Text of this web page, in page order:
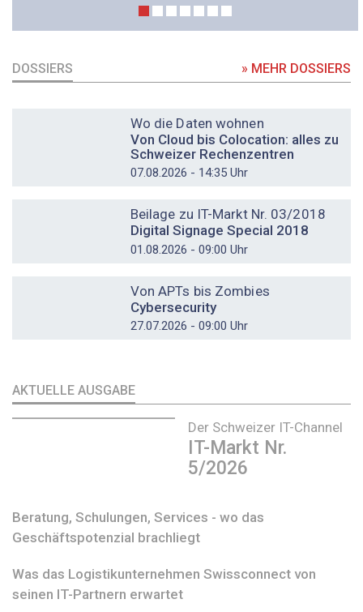
DOSSIERS » MEHR DOSSIERS
Wo die Daten wohnen
Von Cloud bis Colocation: alles zu
Schweizer Rechenzentren
07.08.2026 - 14:35 Uhr
Beilage zu IT-Markt Nr. 03/2018
Digital Signage Special 2018
01.08.2026 - 09:00 Uhr
Von APTs bis Zombies
Cybersecurity
27.07.2026 - 09:00 Uhr
AKTUELLE AUSGABE
Der Schweizer IT-Channel
IT-Markt Nr.
5/2026
Beratung, Schulungen, Services - wo das
Geschäftspotenzial brachliegt
Was das Logistikunternehmen Swissconnect von
seinen IT-Partnern erwartet